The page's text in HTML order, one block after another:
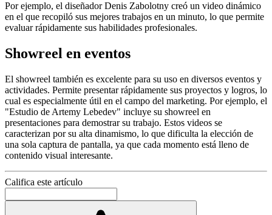
Por ejemplo, el diseñador Denis Zabolotny creó un video dinámico
en el que recopiló sus mejores trabajos en un minuto, lo que permite
evaluar rápidamente sus habilidades profesionales.
Showreel en eventos
El showreel también es excelente para su uso en diversos eventos y
actividades. Permite presentar rápidamente sus proyectos y logros, lo
cual es especialmente útil en el campo del marketing. Por ejemplo, el
"Estudio de Artemy Lebedev" incluye su showreel en
presentaciones para demostrar su trabajo. Estos videos se
caracterizan por su alta dinamismo, lo que dificulta la elección de
una sola captura de pantalla, ya que cada momento está lleno de
contenido visual interesante.
Califica este artículo